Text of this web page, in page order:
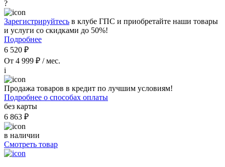
?
Зарегистрируйтесь в клубе ГПС и приобретайте наши товары
и услуги со скидками до 50%!
Подробнее
6 520 ₽
От 4 999 ₽ / мес.
i
Продажа товаров в кредит по лучшим условиям!
Подробнее о способах оплаты
без карты
6 863 ₽
в наличии
Смотреть товар